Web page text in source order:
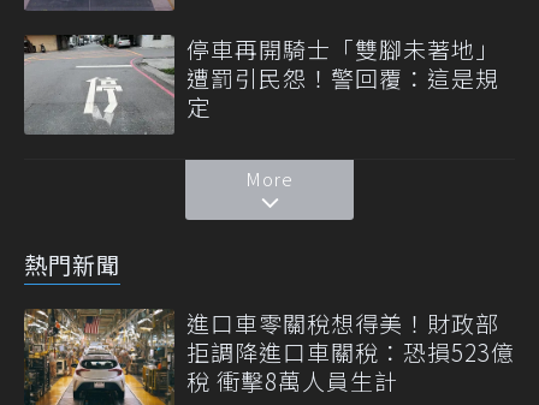
停車再開騎士「雙腳未著地」
遭罰引民怨！警回覆：這是規
定
More
熱門新聞
進口車零關稅想得美！財政部
拒調降進口車關稅：恐損523億
稅 衝擊8萬人員生計